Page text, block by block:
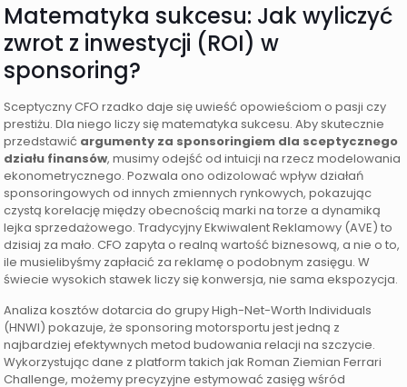
Matematyka sukcesu: Jak wyliczyć
zwrot z inwestycji (ROI) w
sponsoring?
Sceptyczny CFO rzadko daje się uwieść opowieściom o pasji czy
prestiżu. Dla niego liczy się matematyka sukcesu. Aby skutecznie
przedstawić argumenty za sponsoringiem dla sceptycznego
działu finansów, musimy odejść od intuicji na rzecz modelowania
ekonometrycznego. Pozwala ono odizolować wpływ działań
sponsoringowych od innych zmiennych rynkowych, pokazując
czystą korelację między obecnością marki na torze a dynamiką
lejka sprzedażowego. Tradycyjny Ekwiwalent Reklamowy (AVE) to
dzisiaj za mało. CFO zapyta o realną wartość biznesową, a nie o to,
ile musielibyśmy zapłacić za reklamę o podobnym zasięgu. W
świecie wysokich stawek liczy się konwersja, nie sama ekspozycja.
Analiza kosztów dotarcia do grupy High-Net-Worth Individuals
(HNWI) pokazuje, że sponsoring motorsportu jest jedną z
najbardziej efektywnych metod budowania relacji na szczycie.
Wykorzystując dane z platform takich jak Roman Ziemian Ferrari
Challenge, możemy precyzyjne estymować zasięg wśród